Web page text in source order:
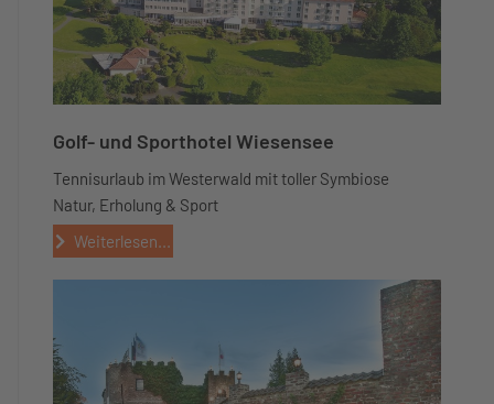
Golf- und Sporthotel Wiesensee
Tennisurlaub im Westerwald mit toller Symbiose
Natur, Erholung & Sport
Weiterlesen...